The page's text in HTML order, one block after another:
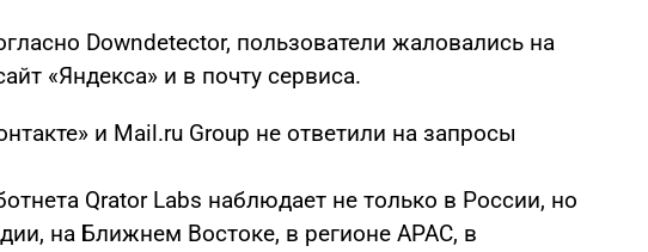
Downdetector, пользователи жаловались на
«Яндекса» и в почту сервиса.
и Mail.ru Group не ответили на запросы
Qrator Labs наблюдает не только в России, но
на Ближнем Востоке, в регионе APAC, в